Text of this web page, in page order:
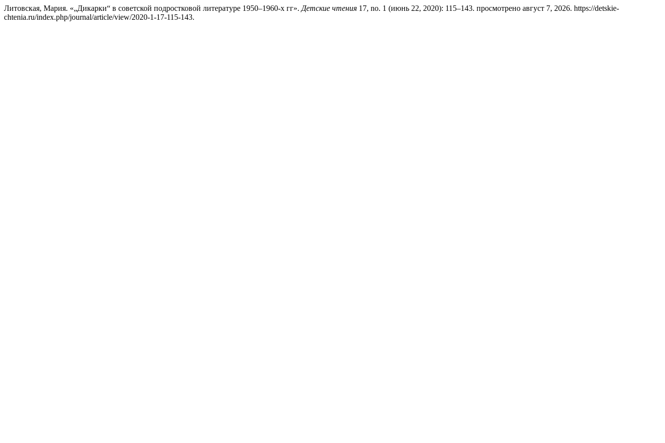
Литовская, Мария. «„Дикарки“ в советской подростковой литературе 1950–1960-х гг». Детские чтения 17, no. 1 (июнь 22, 2020): 115–143. просмотрено август 7, 2026. https://detskie-
chtenia.ru/index.php/journal/article/view/2020-1-17-115-143.